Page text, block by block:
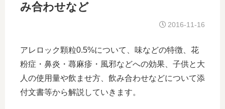
み合わせなど
2016-11-16
アレロック顆粒0.5%について、味などの特徴、花
粉症・鼻炎・蕁麻疹・風邪などへの効果、子供と大
人の使用量や飲ませ方、飲み合わせなどについて添
付文書等から解説していきます。